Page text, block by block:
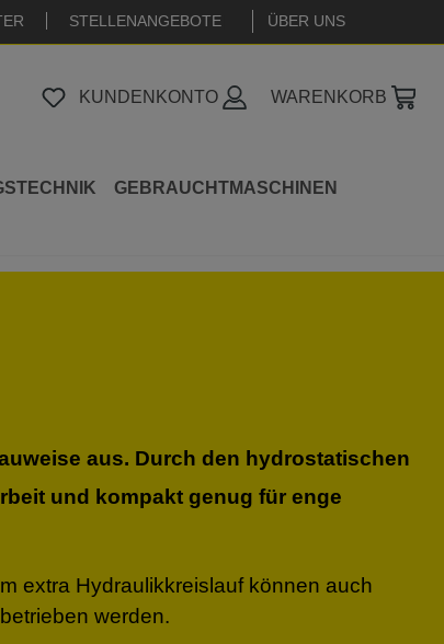
STELLENANGEBOTE ÜBER UNS
KUNDENKONTO WARENKORB
GEBRAUCHTMASCHINEN
aus. Durch den hydrostatischen
und kompakt genug für enge
extra Hydraulikkreislauf können auch
werden.